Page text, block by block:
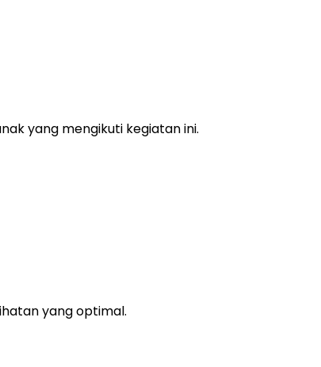
yang mengikuti kegiatan ini.
yang optimal.